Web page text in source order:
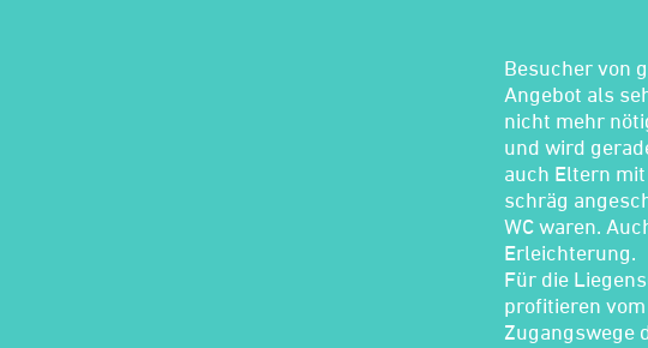
Besucher von
Angebot als
nicht mehr
und wird
auch Eltern
schräg
WC waren.
Erleichterung.
Für die
profitieren
Zugangswege